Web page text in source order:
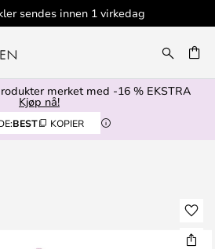
sendes innen 1 virkedag
merket med -16 % EKSTRA
Kjøp nå!
BEST KOPIER